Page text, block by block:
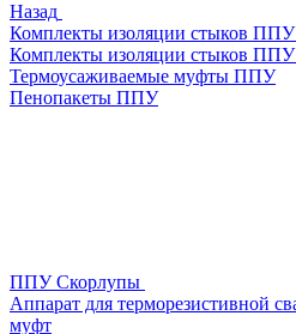
Назад
Комплекты изоляции стыков
Комплекты изоляции стыков
Термоусаживаемые муфты ППУ
Пенопакеты ППУ
ППУ Скорлупы
Аппарат для терморезистивной
муфт